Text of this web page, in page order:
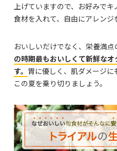
上げていますので、お好みで
食材を入れて、自由にアレンジ
おいしいだけでなく、栄養満点
の時期最もおいしくて新鮮な
す。 胃に優しく、肌ダメージに
この夏を乗り切りましょう。